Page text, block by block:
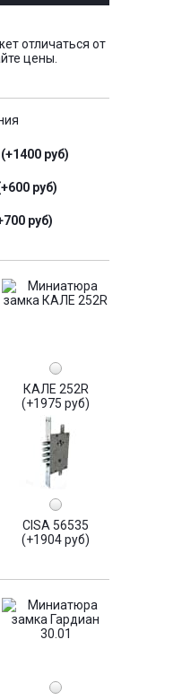
отличаться от
цены.
(+1400 руб)
руб)
руб)
КАЛЕ 252R
(+1975 руб)
CISA 56535
(+1904 руб)